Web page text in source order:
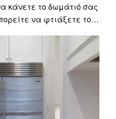
κάνετε το δωμάτιό σας
να φτιάξετε το…